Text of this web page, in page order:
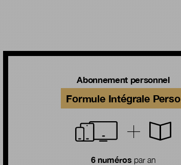
Abonnement personnel
Formule Intégrale Perso
6 numéros par an